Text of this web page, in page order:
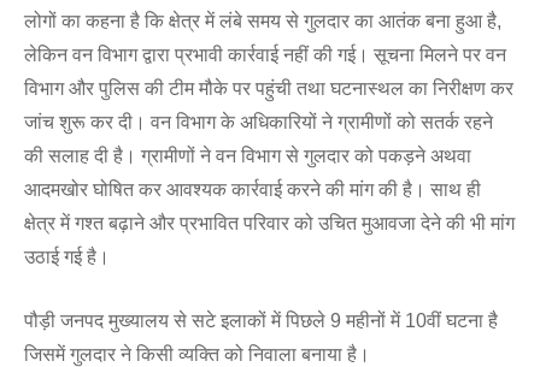
लोगों का कहना है कि क्षेत्र में लंबे समय से गुलदार का आतंक बना हुआ है,
लेकिन वन विभाग द्वारा प्रभावी कार्रवाई नहीं की गई। सूचना मिलने पर वन
विभाग और पुलिस की टीम मौके पर पहुंची तथा घटनास्थल का निरीक्षण कर
जांच शुरू कर दी। वन विभाग के अधिकारियों ने ग्रामीणों को सतर्क रहने
की सलाह दी है। ग्रामीणों ने वन विभाग से गुलदार को पकड़ने अथवा
आदमखोर घोषित कर आवश्यक कार्रवाई करने की मांग की है। साथ ही
क्षेत्र में गश्त बढ़ाने और प्रभावित परिवार को उचित मुआवजा देने की भी मांग
उठाई गई है।
पौड़ी जनपद मुख्यालय से सटे इलाकों में पिछले 9 महीनों में 10वीं घटना है
जिसमें गुलदार ने किसी व्यक्ति को निवाला बनाया है।